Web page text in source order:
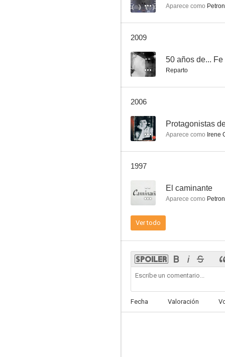
Aparece como
2009
-- 50 años de... Fe
Reparto
2006
-- Protagonistas
Aparece como Irene
1997
-- El caminante
Aparece como
Ver todo
Fecha Valoración